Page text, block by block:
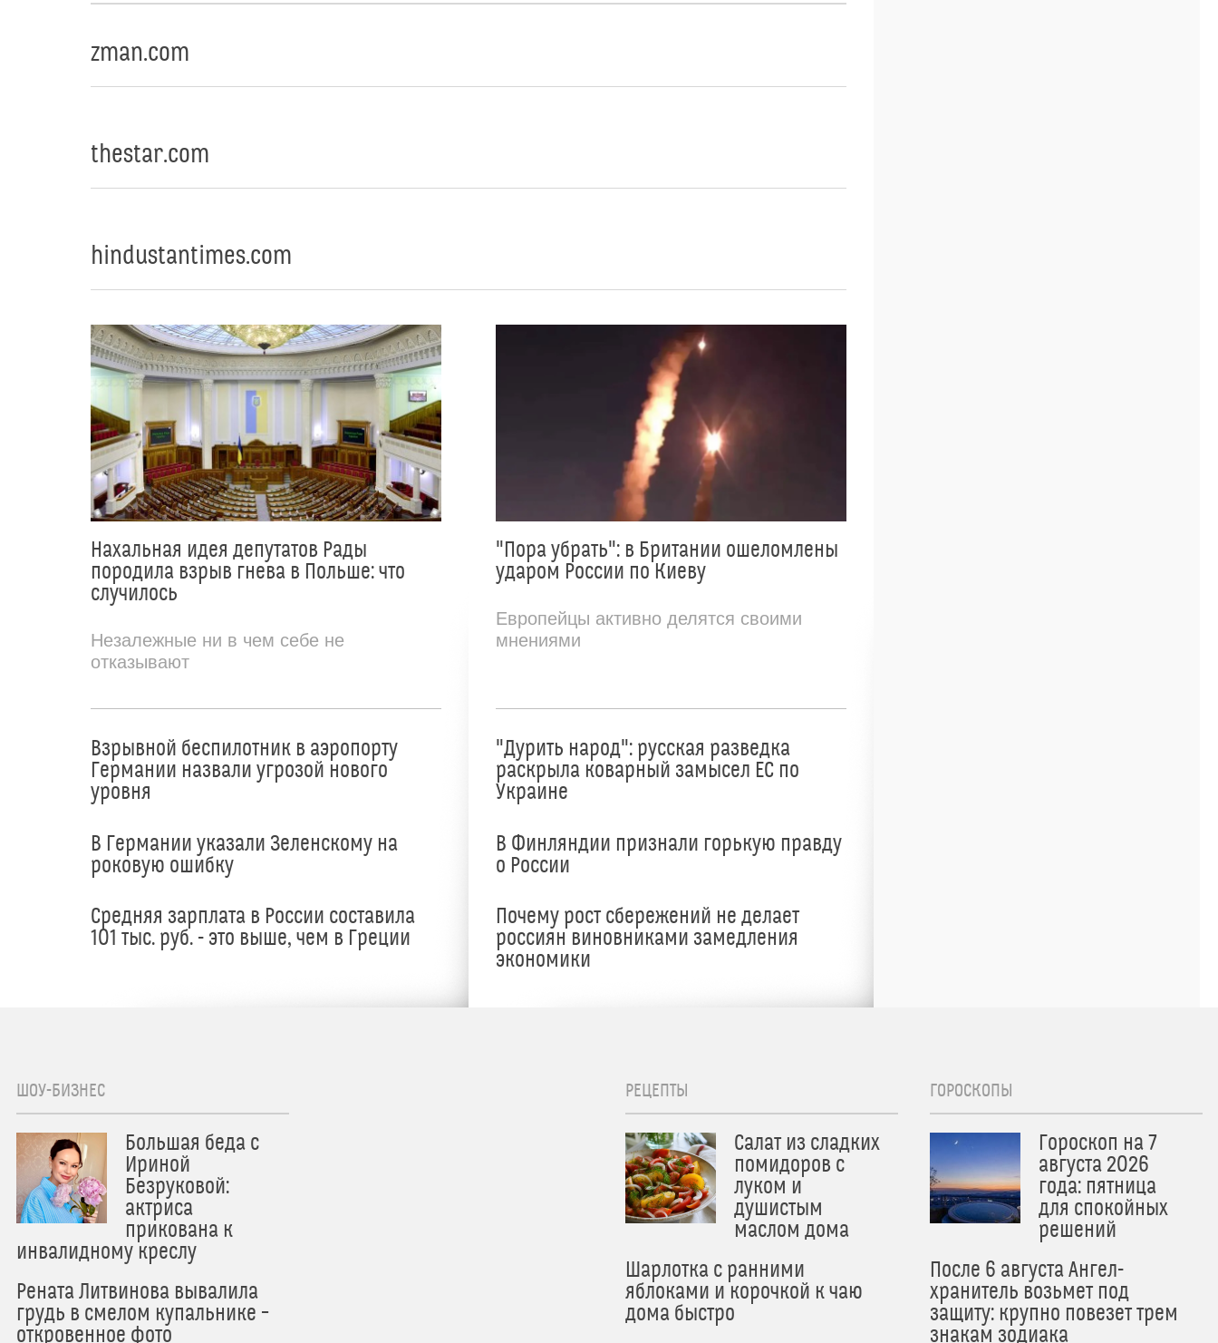
zman.com
thestar.com
hindustantimes.com
Нахальная идея депутатов Рады
породила взрыв гнева в Польше: что
случилось
Незалежные ни в чем себе не
отказывают
Взрывной беспилотник в аэропорту
Германии назвали угрозой нового
уровня
В Германии указали Зеленскому на
роковую ошибку
Средняя зарплата в России составила
101 тыс. руб. - это выше, чем в Греции
"Пора убрать": в Британии ошеломлены
ударом России по Киеву
Европейцы активно делятся своими
мнениями
"Дурить народ": русская разведка
раскрыла коварный замысел ЕС по
Украине
В Финляндии признали горькую правду
о России
Почему рост сбережений не делает
россиян виновниками замедления
экономики
ШОУ-БИЗНЕС
Большая беда с
Ириной
Безруковой:
актриса
прикована к
инвалидному креслу
Рената Литвинова вывалила
грудь в смелом купальнике –
откровенное фото
РЕЦЕПТЫ
Салат из сладких
помидоров с
луком и
душистым
маслом дома
Шарлотка с ранними
яблоками и корочкой к чаю
дома быстро
ГОРОСКОПЫ
Гороскоп на 7
августа 2026
года: пятница
для спокойных
решений
После 6 августа Ангел-
хранитель возьмет под
защиту: крупно повезет трем
знакам зодиака